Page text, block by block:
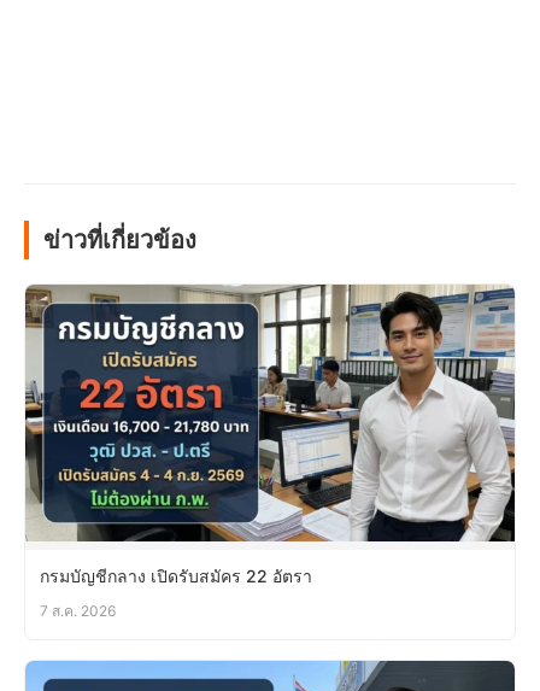
ข่าวที่เกี่ยวข้อง
กรมบัญชีกลาง เปิดรับสมัคร 22 อัตรา
7 ส.ค. 2026